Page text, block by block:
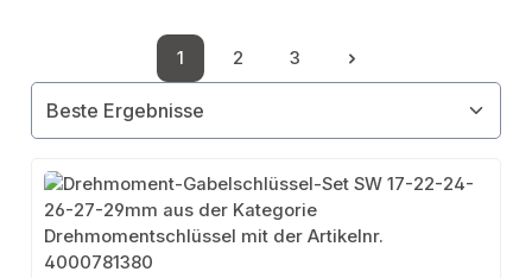
Seite
1
Seite
2
Seite
3